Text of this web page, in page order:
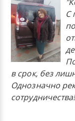
С
в срок, без
Однозначно
сотрудничества!